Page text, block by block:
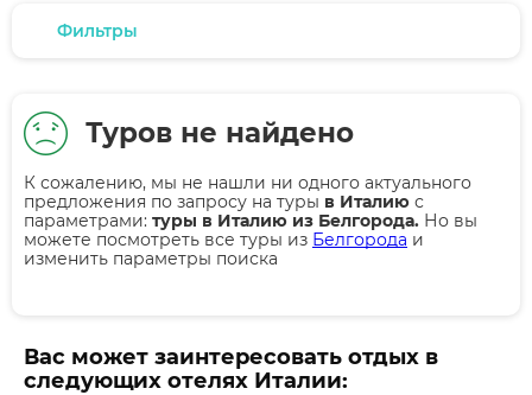
Фильтры
Туров не найдено
К сожалению, мы не нашли ни одного актуального
предложения по запросу на туры в Италию с
параметрами: туры в Италию из Белгорода. Но вы
можете посмотреть все туры из Белгорода и
изменить параметры поиска
Вас может заинтересовать отдых в
следующих отелях Италии: